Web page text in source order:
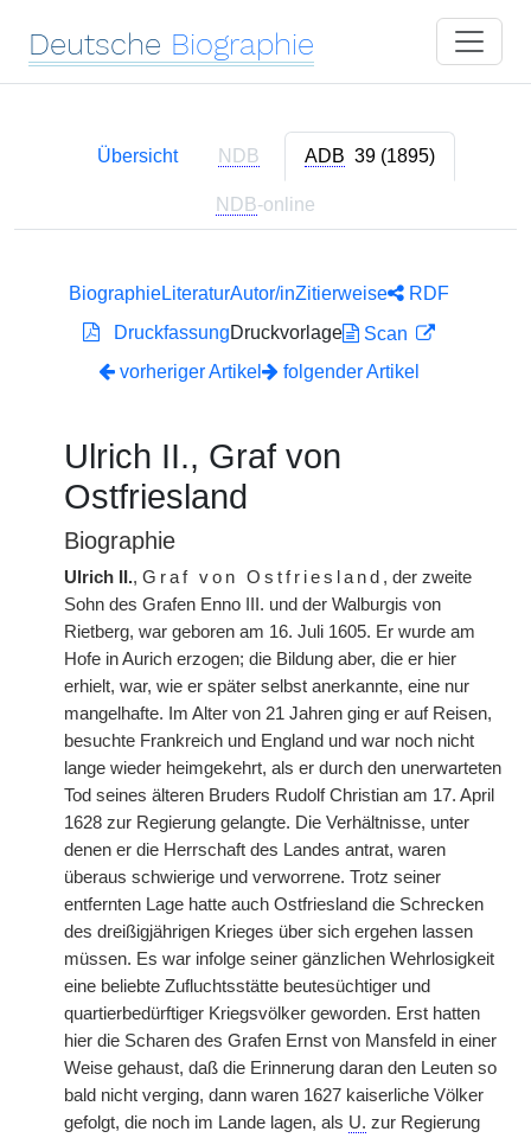
Deutsche Biographie
Übersicht NDB ADB 39 (1895)
NDB-online
BiographieLiteraturAutor/inZitierweise
RDF
DruckfassungDruckvorlage
Scan
vorheriger Artikel
folgender Artikel
Ulrich II., Graf von
Ostfriesland
Biographie
Ulrich II., Graf von Ostfriesland , der zweite
Sohn des Grafen Enno III. und der Walburgis von
Rietberg, war geboren am 16. Juli 1605. Er wurde am
Hofe in Aurich erzogen; die Bildung aber, die er hier
erhielt, war, wie er später selbst anerkannte, eine nur
mangelhafte. Im Alter von 21 Jahren ging er auf Reisen,
besuchte Frankreich und England und war noch nicht
lange wieder heimgekehrt, als er durch den unerwarteten
Tod seines älteren Bruders Rudolf Christian am 17. April
1628 zur Regierung gelangte. Die Verhältnisse, unter
denen er die Herrschaft des Landes antrat, waren
überaus schwierige und verworrene. Trotz seiner
entfernten Lage hatte auch Ostfriesland die Schrecken
des dreißigjährigen Krieges über sich ergehen lassen
müssen. Es war infolge seiner gänzlichen Wehrlosigkeit
eine beliebte Zufluchtsstätte beutesüchtiger und
quartierbedürftiger Kriegsvölker geworden. Erst hatten
hier die Scharen des Grafen Ernst von Mansfeld in einer
Weise gehaust, daß die Erinnerung daran den Leuten so
bald nicht verging, dann waren 1627 kaiserliche Völker
gefolgt, die noch im Lande lagen, als U. zur Regierung